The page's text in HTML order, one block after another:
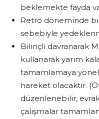
beklemekte fayda
Retro döneminde
sebebiyle
Bilinçli davranarak
kullanarak yarım
tamamlamaya
hareket olacaktır.
düzenlenebilir,
çalışmalar